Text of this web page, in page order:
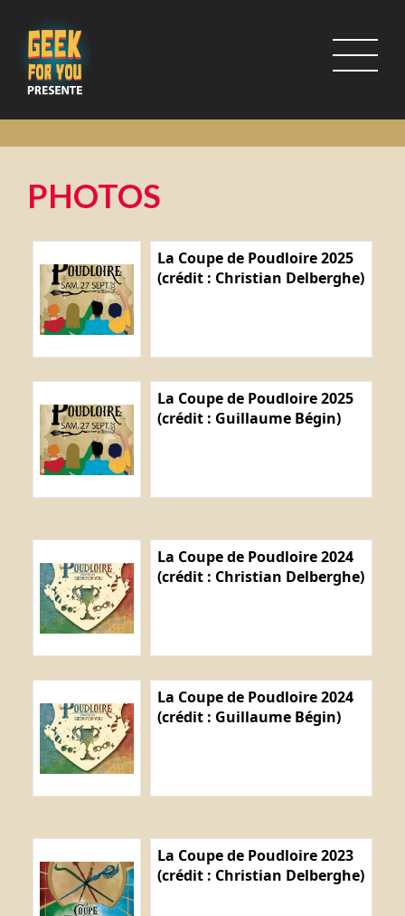
PHOTOS
La Coupe de Poudloire 2025
(crédit : Christian Delberghe)
La Coupe de Poudloire 2025
(crédit : Guillaume Bégin)
La Coupe de Poudloire 2024
(crédit : Christian Delberghe)
La Coupe de Poudloire 2024
(crédit : Guillaume Bégin)
La Coupe de Poudloire 2023
(crédit : Christian Delberghe)